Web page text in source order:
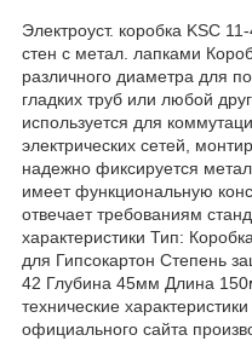
Электроуст. коробка KSC
стен с метал. лапками
различного диаметра для
гладких труб или любой
используется для
электрических сетей,
надежно фиксируется
имеет функциональную
отвечает требованиям
характеристики Тип:
для Гипсокартон Степень
42 Глубина 45мм Длина
технические
официального сайта